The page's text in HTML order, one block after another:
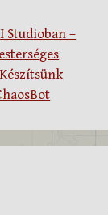
Studioban –